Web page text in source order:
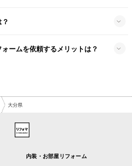
ームを依頼するメリットは？
大分県
内装・お部屋リフォーム